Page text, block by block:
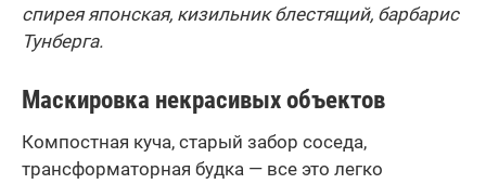
спирея японская, кизильник блестящий, барбарис
Тунберга.
Маскировка некрасивых объектов
Компостная куча, старый забор соседа,
трансформаторная будка — все это легко